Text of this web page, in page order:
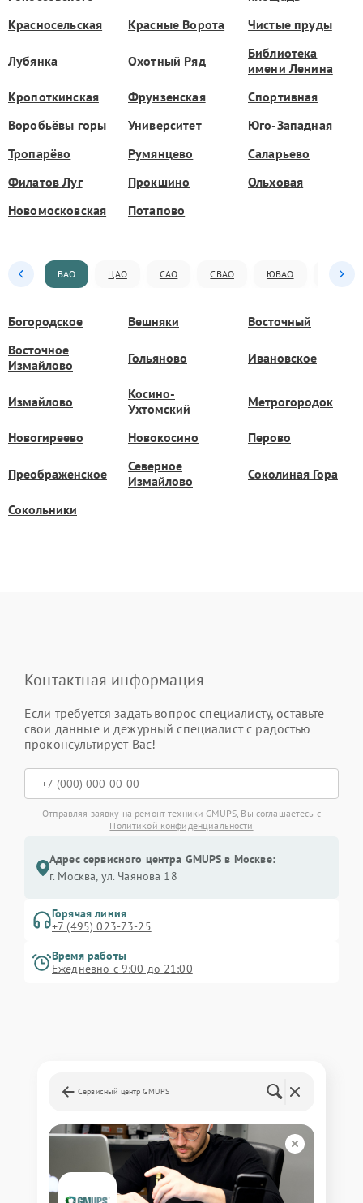
Красносельская
Красные Ворота Чистые пруды
Лубянка Охотный Ряд
Библиотека
имени Ленина
Кропоткинская
Фрунзенская
Спортивная
Воробьёвы горы
Университет
Юго-Западная
Тропарёво
Румянцево
Саларьево
Филатов Луг
Прокшино
Ольховая
Новомосковская
Потапово
ВАО ЦАО САО СВАО ЮВАО ЮАО
Богородское Вешняки
Восточный
Восточное
Измайлово
Гольяново Ивановское
Измайлово
Косино-
Ухтомский
Метрогородок
Новогиреево Новокосино Перово
Преображенское
Северное
Измайлово
Соколиная Гора
Сокольники
Контактная информация
Если требуется задать вопрос специалисту, оставьте
свои данные и дежурный специалист с радостью
проконсультирует Вас!
Отправляя заявку на ремонт техники GMUPS, Вы соглашаетесь с
Политикой конфиденциальности
Адрес сервисного центра GMUPS в Москве:
г. Москва, ул. Чаянова 18
Горячая линия
+7 (495) 023-73-25
Время работы
Ежедневно с 9:00 до 21:00
Сервисный центр GMUPS